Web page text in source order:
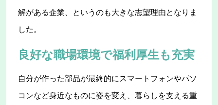
解がある企業、というのも大きな志望理由となりま
した。
良好な職場環境で福利厚生も充実
自分が作った部品が最終的にスマートフォンやパソ
コンなど身近なものに姿を変え、暮らしを支える重